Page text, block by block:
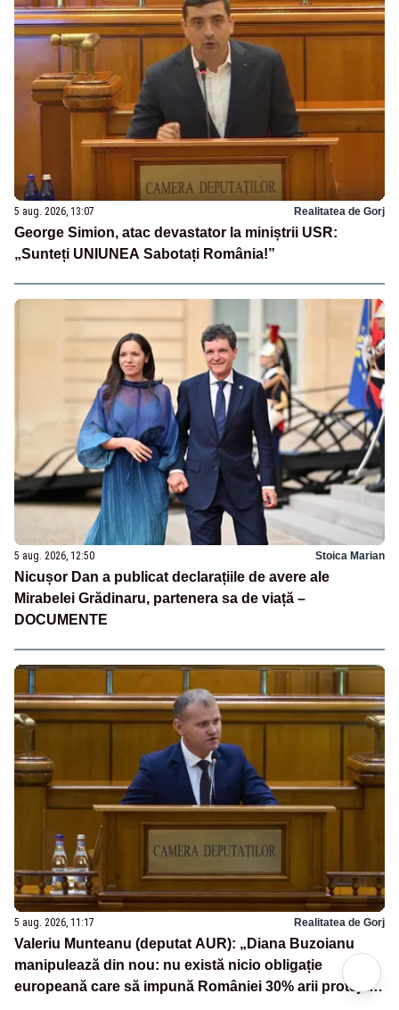
5 aug. 2026, 13:07 Realitatea de Gorj
George Simion, atac devastator la miniștrii USR:
„Sunteți UNIUNEA Sabotați România!”
5 aug. 2026, 12:50 Stoica Marian
Nicușor Dan a publicat declarațiile de avere ale
Mirabelei Grădinaru, partenera sa de viață –
DOCUMENTE
5 aug. 2026, 11:17 Realitatea de Gorj
Valeriu Munteanu (deputat AUR): „Diana Buzoianu
manipulează din nou: nu există nicio obligație
europeană care să impună României 30% arii protejate